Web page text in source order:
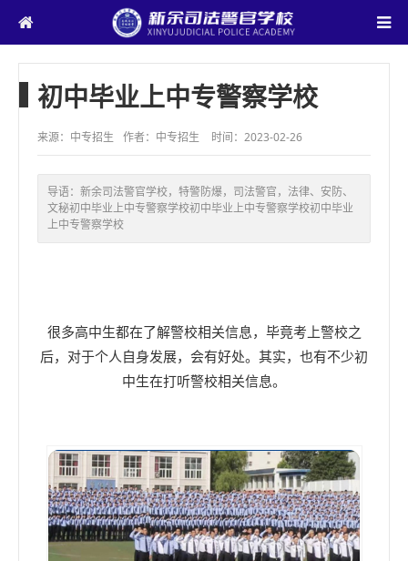
初中毕业上中专警察学校
来源：中专招生 作者：中专招生 时间：2023-02-26
导语： 新余司法警官学校，特警防爆，司法警官，法律、安防、
文秘初中毕业上中专警察学校初中毕业上中专警察学校初中毕业
上中专警察学校
很多高中生都在了解警校相关信息，毕竟考上警校之
后，对于个人自身发展，会有好处。其实，也有不少初
中生在打听警校相关信息。